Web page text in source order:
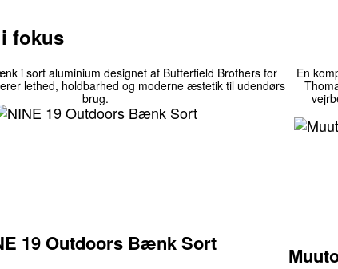
fokus
19 Outdoors Bænk Sort
i sort aluminium designet af Butterfield Brothers for
lethed, holdbarhed og moderne æstetik til udendørs
brug.
En